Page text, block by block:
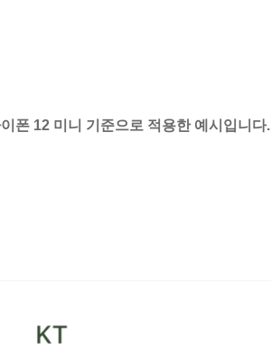
폰 12 미니 기준으로 적용한 예시입니다.